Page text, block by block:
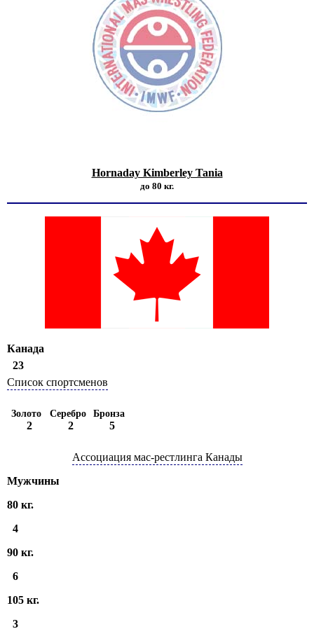
Hornaday Kimberley Tania
до 80 кг.
Канада
23
Список спортсменов
Золото
2
Серебро
2
Бронза
5
Ассоциация мас-рестлинга Канады
Мужчины
80 кг.
4
90 кг.
6
105 кг.
3